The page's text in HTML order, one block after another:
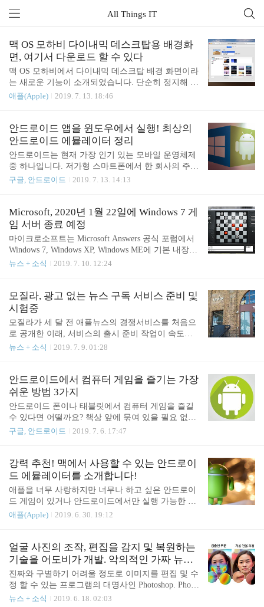
All Things IT
맥 OS 모하비 다이내믹 데스크탑용 배경화
면, 여기서 다운로드 할 수 있다
맥 OS 모하비에서 다이내믹 데스크탑 배경 화면이라
는 새로운 기능이 소개되었습니다. 단순히 정지해 있
는 사진 대신 현재의 시간에 따라 배경 화면 사진에
없겠죠? 이 기능에서 한 가지 아쉬운 점은 기본적으
로 포함된 배경의 수가 너무 적다는 점입니다. 제공
하는 배경 화면은 단 두개이고 그나마도 실제 사진을
사용하는 배경 화면은 하나뿐입니다. 다른 하나는 현
재의 시간을 반영해 그라데이션의 색상이 변하는 형
태입니다. 그렇지만 아직 실망하기는 이릅니다. 애플
다인 월스 다이내믹 데스크탑용 배경 화면을 찾다 보
면 제일 먼저 마주치게 되는 곳이 바로 다인 월스입
니다. 우..
애플(Apple) 2019. 7. 13. 18:46
안드로이드 앱을 윈도우에서 실행! 최상의
안드로이드 에뮬레이터 정리
안드로이드는 현재 가장 인기 있는 모바일 운영체제
중 하나입니다. 저가형 스마트폰에서 한 회사의 주력
기종에 이르기까지다양한 종류의 스마트폰에서 안드
터에서도 실행할 수 있다는 점이 하나의 장점입니다.
구입한지 조금 시간이 지난 컴퓨터도 안드로이드를
실행할 수 있다면 좀 더 유용하게 다양한 활용이 가
능하겠죠. 윈도우에서 사용할 수 있는 무료 안드로이
드 에뮬레이터로는 여러 프로그램이 나와 있습니다.
프로그램마다 성능이나 화면 구성, 완성도가 다른데
터를 정리해 소개해 보겠습니다. 녹스 프로그램에서
사용하고 있는 안드로이드 버전이 조금 아쉽기는 하
지만(롤리팝 5.1.1 ..
구글, 안드로이드 2019. 7. 13. 14:13
Microsoft, 2020년 1월 22일에 Windows 7 게
임 서버 종료 예정
마이크로소프트는 Microsoft Answers 공식 포럼​에서
Windows 7, Windows XP, Windows ME에 기본 내장되
어 있는 인터넷 대전게임의 게임 서버 운영을 종료할
는 2020년 1월 14일부로 Windows 7에 대한 지원을 종
료합니다. 일반 사용자를 대상으로 한 다가올 지원
종료에 대한 알림은 컴퓨터 시작시 표시되는 별도의
알림창을 통해 이미 이루어진 상태입니다. 기업고객
과 교육기관의 경우 지원 기간을 최대 3년 연장할 수
있지만 아쉽게도 일반 사용자는 여기에 해당하지 않
사용할 수 있지만 윈도우 업데이트를 비롯한 일부..
뉴스 + 소식 2019. 7. 10. 12:24
모질라, 광고 없는 뉴스 구독 서비스 준비 및
시험중
모질라가 세 달 전 애플뉴스의 경쟁서비스를 처음으
로 공개한 이래, 서비스의 출시 준비 작업이 속도를
내고 있는 것으로 보입니다. 복수의 출처​에 따르면,
고 합니다. 초대장에서 모질라는 해당 서비스를 "파
이어폭스 애드프리 인터넷"이라고 불렀는데, 이렇게
지칭한 이유는 사용자가 평소 선호하는 매체를 광고
를 보지 않고도 읽을 수 있게 해주기 때문인 것으로
보입니다. 공식 사이트의 구독 서비스를 소개하는 페
이지에서는 한 달 이용료가 5달러라고 안내하고 있
인 매체와 직접적으로 공유하며, 이를 통해 해당 매
체는 가독성을 해치는 광고를 배치하지 않고도 계속
해서 훌륭한 ..
뉴스 + 소식 2019. 7. 9. 01:28
안드로이드에서 컴퓨터 게임을 즐기는 가장
쉬운 방법 3가지
안드로이드 폰이나 태블릿에서 컴퓨터 게임을 즐길
수 있다면 어떨까요? 책상 앞에 묶여 있을 필요 없이
언제 어디서나 자유롭게 PC용 게임을 즐길 수 있겠
더 깊이 있고 본격적인 게임을 즐기고 싶다면 PC 게
임만한게 없죠. 혹시 안드로이드에서 컴퓨터 게임을
즐겨 보신 적이 있으신가요? 생각만 하고 아직 시도
는 해보지 않으셨다구요? 그렇다면 이번 기회에 시도
해보시는 건 어떨까요? 아래에서 안드로이드에서 컴
퓨터 게임을 즐기는 방법을 살펴보겠습니다. 방법 1.
먼저 플레이하려는 게임의 안드로이드 이식 버전이
있는지 찾아보세요. 소개할 방법 가운데 가장 쉬운
방법..
구글, 안드로이드 2019. 7. 6. 17:47
강력 추천! 맥에서 사용할 수 있는 안드로이
드 에뮬레이터를 소개합니다!
애플을 너무 사랑하지만 너무나 하고 싶은 안드로이
드 게임이 있거나 안드로이드에서만 실행 가능한 앱
이 있다면 에뮬레이터가 필요합니다. 안드로이드 에
을 테스트 하는 장소로 활용하기에도 매우 좋습니다.
맥 사용자로서 활용할만한 안드로이드 에뮬레이터로
는 어떤 것들이 있는지 살펴 보겠습니다. 녹스 게임
을 즐기기에 좋은 안드로이드 에뮬레이터를 찾고 계
셨다면 녹스 앱 플레이어가 좋습니다. 게임을 본격적
으로 즐기는데 필수라고 할 수 있는 게임 컨트롤러도
애플(Apple) 2019. 6. 30. 19:12
얼굴 사진의 조작, 편집을 감지 및 복원하는
기술을 어도비가 개발. 악의적인 가짜 뉴스
이미지 등에 대한 대책
진짜와 구별하기 어려울 정도로 이미지를 편집 및 수
정 할 수 있는 프로그램의 대명사인 Photoshop. Photo
shop을 개발한 Adobe에서 이번에는 얼굴 사진의 조
뉴스 + 소식 2019. 6. 18. 02:03